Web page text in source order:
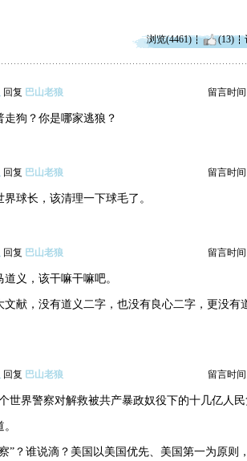
浏览(4461) (13)
回复 巴山老狼 留言时间
走狗？你是哪家逃狼？
回复 巴山老狼 留言时间
界球长，该清理一下球毛了。
回复 巴山老狼 留言时间
道义，该干嘛干嘛吧。
文献，没有道义二字，也没有良心二字，更没有
回复 巴山老狼 留言时间
世界警察对解救被共产暴政奴役下的十几亿人
”？谁说滴？美国以美国优先、美国第一为原则